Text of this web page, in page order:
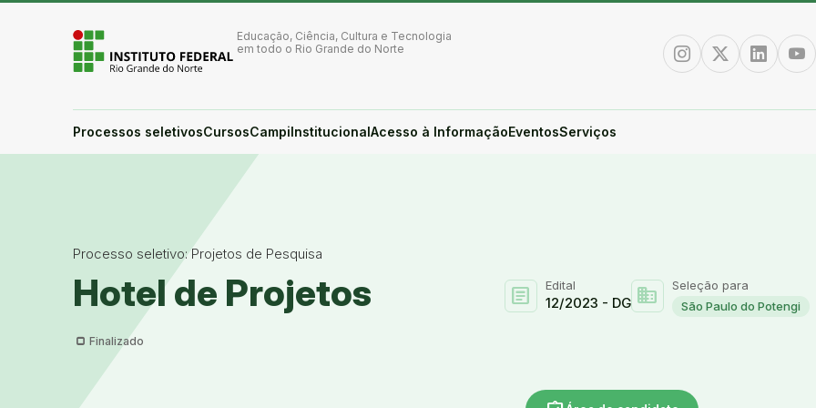
Ir para a página inicial
Ir para a busca
Ir para o menu principal
Ir para o conteúdo
Alto contraste
Login da Área Administrativa
Educação, Ciência, Cultura e Tecnologia
em todo o Rio Grande do Norte
InstagramTwitter/XLinkedin
Processos seletivosCursosCampiInstitucionalAcesso à InformaçãoEventosServiços
Processo seletivo: Projetos de Pesquisa
Hotel de Projetos
Finalizado
article Edital
12/2023 - DG domain
Seleção para
São Paulo do Potengi